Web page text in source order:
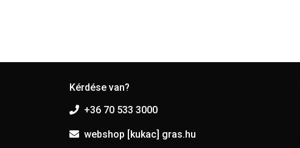
Kérdése van?
+36 70 533 3000
webshop [kukac] gras.hu